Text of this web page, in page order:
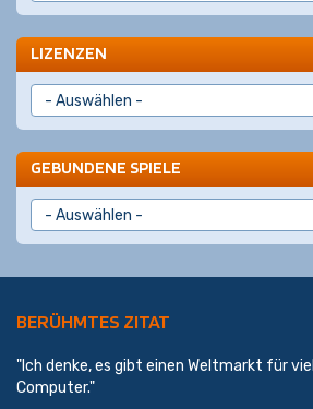
LIZENZEN
GEBUNDENE SPIELE
BERÜHMTES ZITAT
"Ich denke, es gibt einen Weltmarkt für
Computer."